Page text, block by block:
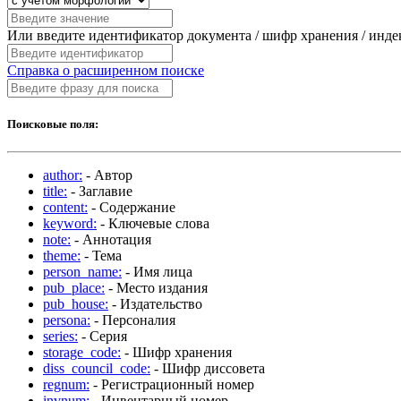
Или введите идентификатор документа / шифр хранения /
Справка о расширенном поиске
Поисковые поля:
author: - Автор
title: - Заглавие
content: - Содержание
keyword: - Ключевые слова
note: - Аннотация
theme: - Тема
person_name: - Имя лица
pub_place: - Место издания
pub_house: - Издательство
persona: - Персоналия
series: - Серия
storage_code: - Шифр хранения
diss_council_code: - Шифр диссовета
regnum: - Регистрационный номер